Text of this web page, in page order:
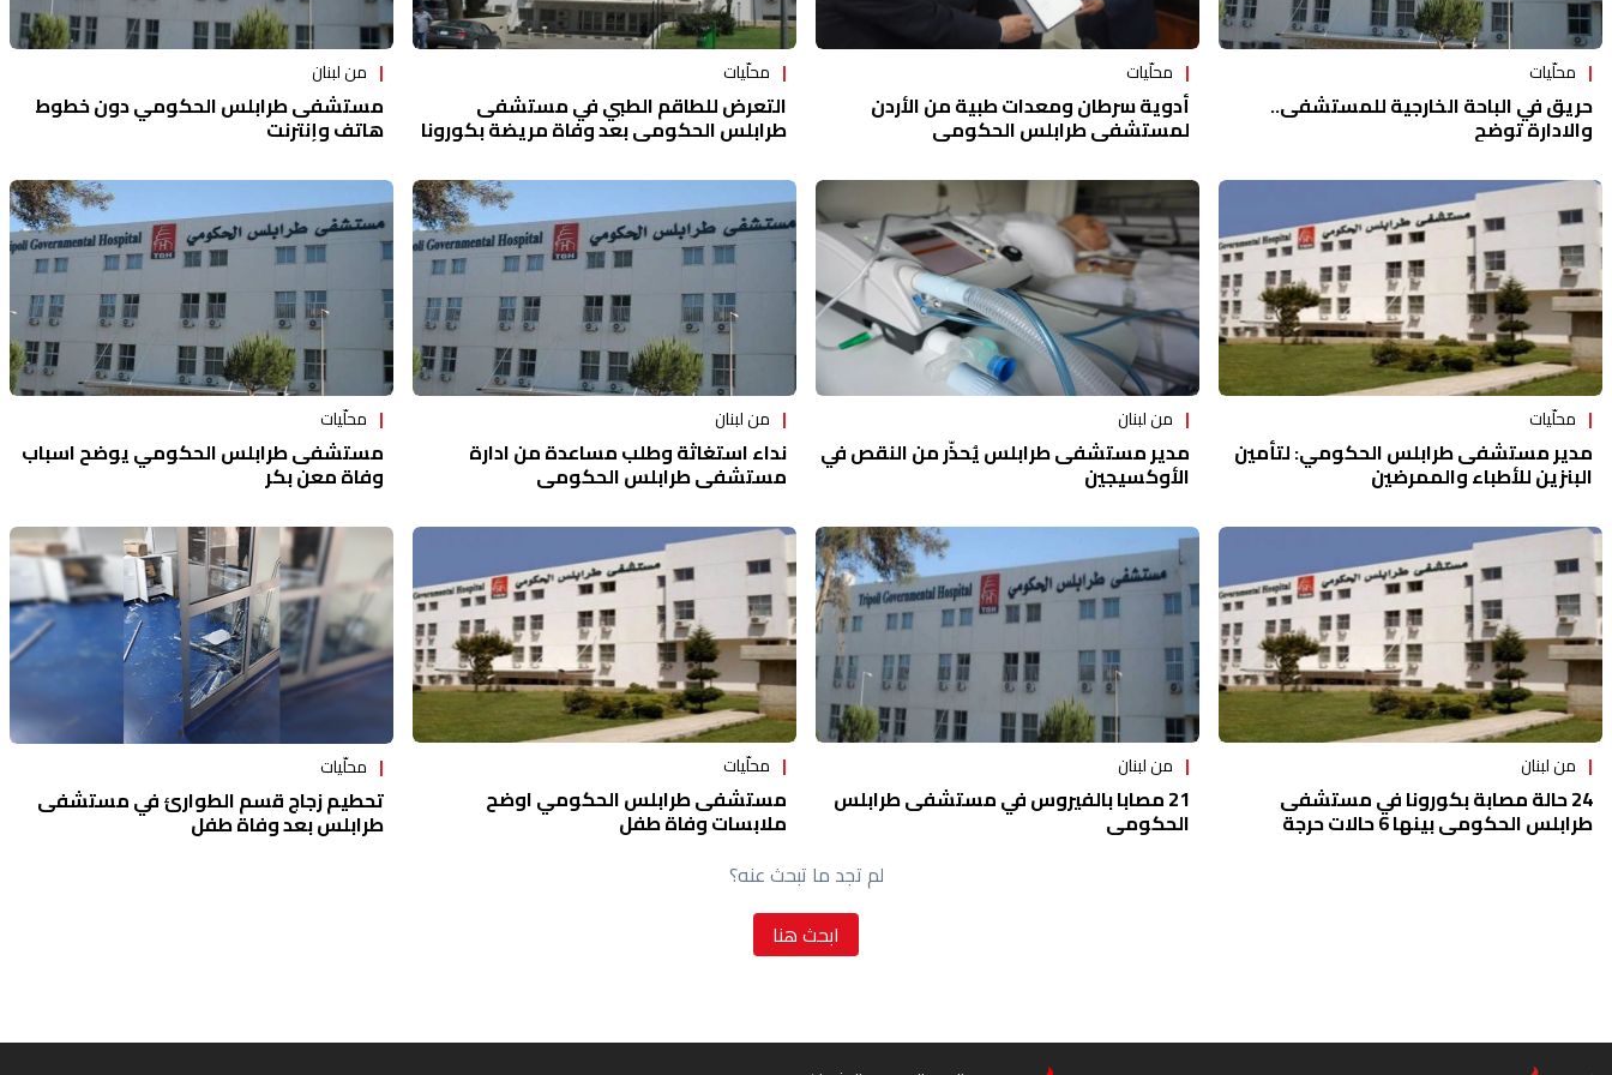
محلّيات
حريق في الباحة الخارجية للمستشفى..
والادارة توضح
محلّيات
أدوية سرطان ومعدات طبية من الأردن
لمستشفى طرابلس الحكومي
محلّيات
التعرض للطاقم الطبي في مستشفى
طرابلس الحكومي بعد وفاة مريضة بكورونا
من لبنان
مستشفى طرابلس الحكومي دون خطوط
هاتف وإنترنت
محلّيات
مدير مستشفى طرابلس الحكومي: لتأمين
البنزين للأطباء والممرضين
من لبنان
مدير مستشفى طرابلس يُحذّر من النقص في
الأوكسيجين
من لبنان
نداء استغاثة وطلب مساعدة من ادارة
مستشفى طرابلس الحكومي
محلّيات
مستشفى طرابلس الحكومي يوضح اسباب
وفاة معن بكر
من لبنان
24 حالة مصابة بكورونا في مستشفى
طرابلس الحكومي بينها 6 حالات حرجة
من لبنان
21 مصابا بالفيروس في مستشفى طرابلس
الحكومي
محلّيات
مستشفى طرابلس الحكومي اوضح
ملابسات وفاة طفل
محلّيات
تحطيم زجاج قسم الطوارئ في مستشفى
طرابلس بعد وفاة طفل
لم تجد ما تبحث عنه؟
ابحث هنا